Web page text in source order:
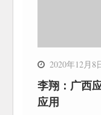
2020年12月8
李翔：广西
应用